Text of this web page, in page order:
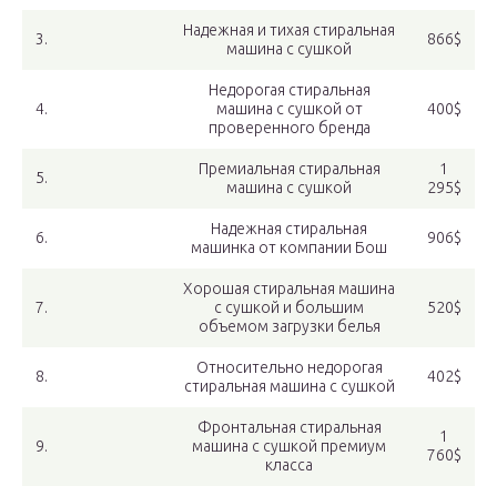
3.
Надежная и тихая стиральная
машина с сушкой
866$
4.
Недорогая стиральная
машина с сушкой от
проверенного бренда
400$
5.
Премиальная стиральная
машина с сушкой
1
295$
6.
Надежная стиральная
машинка от компании Бош
906$
7.
Хорошая стиральная машина
с сушкой и большим
объемом загрузки белья
520$
8.
Относительно недорогая
стиральная машина с сушкой
402$
9.
Фронтальная стиральная
машина с сушкой премиум
класса
1
760$